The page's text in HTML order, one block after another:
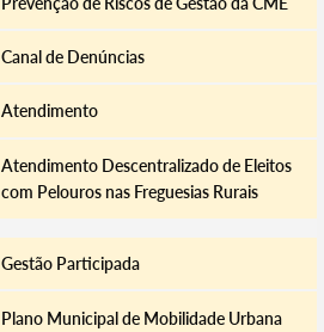
Canal de Denúncias
Atendimento
Atendimento Descentralizado de Eleitos
com Pelouros nas Freguesias Rurais
Gestão Participada
Plano Municipal de Mobilidade Urbana